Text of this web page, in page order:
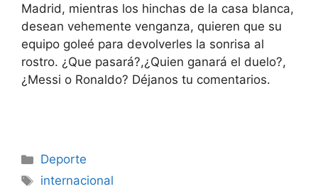
Madrid, mientras los hinchas de la casa blanca,
desean vehemente venganza, quieren que su
equipo goleé para devolverles la sonrisa al
rostro. ¿Que pasará?,¿Quien ganará el duelo?,
¿Messi o Ronaldo? Déjanos tu comentarios.
Categorías
Deporte
Etiquetas
internacional